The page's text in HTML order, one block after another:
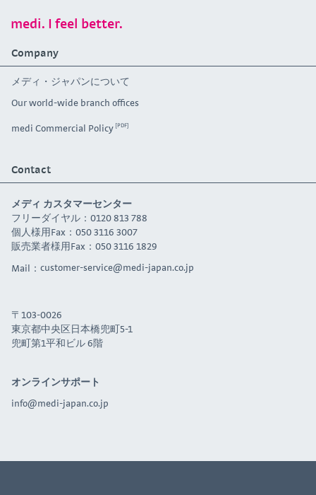
medi. I feel better.
Company
メディ・ジャパンについて
Our world-wide branch offices
medi Commercial Policy
Contact
メディ カスタマーセンター
フリーダイヤル：0120 813 788
個人様用Fax：050 3116 3007
販売業者様用Fax：050 3116 1829
Mail： customer-service@medi-japan.co.jp
〒103-0026
東京都中央区日本橋兜町5-1
兜町第1平和ビル 6階
オンラインサポート
info@medi-japan.co.jp